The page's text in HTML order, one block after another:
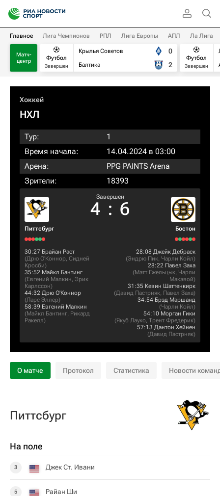
Главное Лига Чемпионов РПЛ Лига Европы АПЛ Ла Лига
Матч-
центр
Футбол
Завершен
Крылья Советов
Балтика
0
2
Футбол
Завершен
Хоккей
НХЛ
Тур:
1
Время начала:
14.04.2024 в 03:00
Арена:
PPG PAINTS Arena
Зрители:
18393
Питтсбург
Завершен
4 : 6
Бостон
30:27 Брайан Раст
(Дрю О'Коннор, Сидней
Кросби)
35:52 Майкл Бантинг
(Евгений Малкин, Эрик
Карлссон)
44:32 Дрю О'Коннор
(Ларс Эллер)
58:39 Евгений Малкин
(Майкл Бантинг, Рикард
Ракелл)
28:08 Джейк Дебраск
(Эндрю Пик, Чарли Койл)
28:22 Павел Заха
(Мэтт Гжельцык, Чарли
Макэвой)
31:35 Кевин Шаттенкирк
(Давид Пастрняк, Павел Заха)
34:54 Брэд Маршанд
(Чарли Койл)
54:10 Морган Гики
(Якуб Лауко, Трент Фредерик)
57:13 Дантон Хейнен
(Давид Пастрняк)
О матче Протокол Статистика Новости
Питтсбург
На поле
3 Джек Ст. Ивани
5 Райан Ши